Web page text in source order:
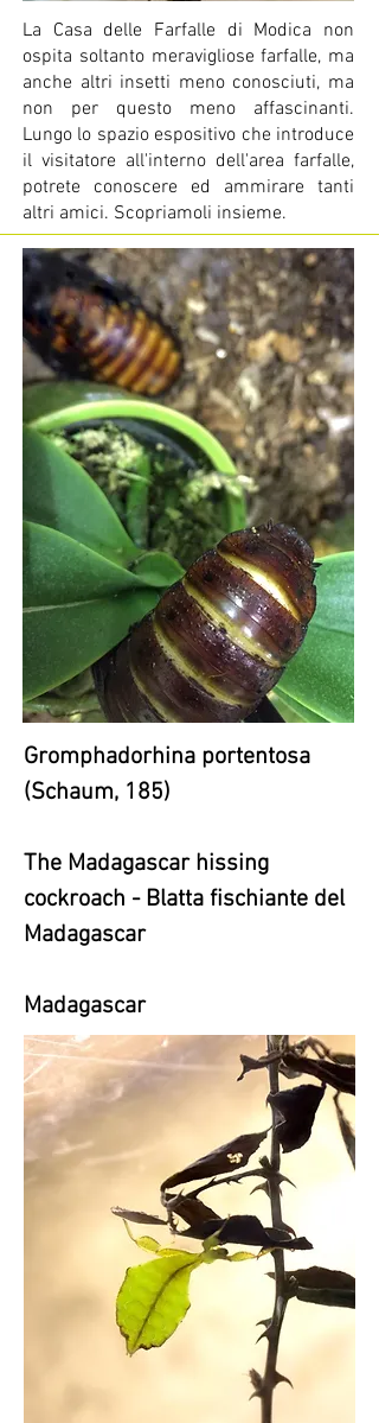
La Casa delle Farfalle di Modica non
ospita soltanto meravigliose farfalle, ma
anche altri insetti meno conosciuti, ma
non per questo meno affascinanti.
Lungo lo spazio espositivo che introduce
il visitatore all'interno dell'area farfalle,
potrete conoscere ed ammirare tanti
altri amici. Scopriamoli insieme.
Gromphadorhina portentosa
(Schaum, 185)
The Madagascar hissing
cockroach - Blatta fischiante del
Madagascar
Madagascar